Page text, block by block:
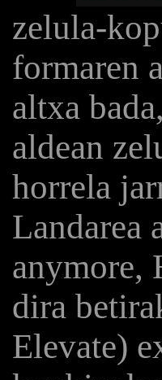
zelula-
formaren
altxa
aldean
horrela
Landarea
anymore,
dira
Elevate)